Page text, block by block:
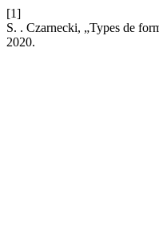
[1]
S. . Czarnecki, „Types de
2020.